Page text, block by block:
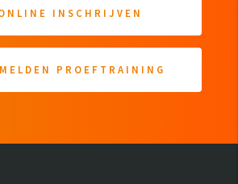
INSCHRIJVEN
PROEFTRAINING